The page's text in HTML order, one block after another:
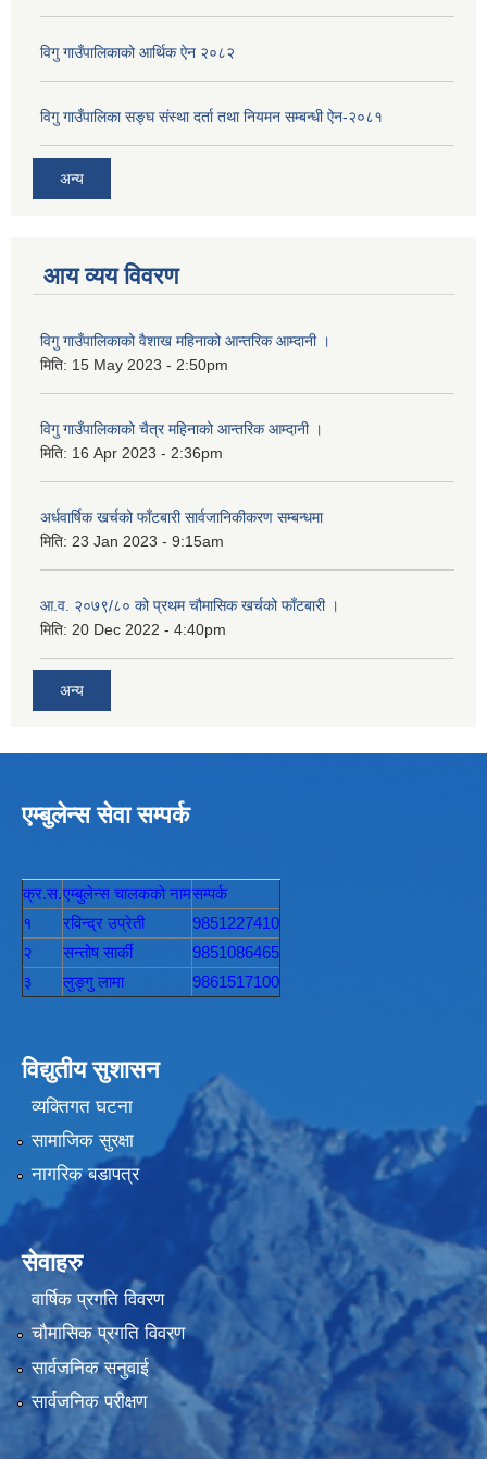
विगु गाउँपालिकाको आर्थिक ऐन २०८२
विगु गाउँपालिका सङ्घ संस्था दर्ता तथा नियमन सम्बन्धी ऐन-२०८१
अन्य
आय व्यय विवरण
विगु गाउँपालिकाको वैशाख महिनाको आन्तरिक आम्दानी ।
मिति: 15 May 2023 - 2:50pm
विगु गाउँपालिकाको चैत्र महिनाको आन्तरिक आम्दानी ।
मिति: 16 Apr 2023 - 2:36pm
अर्धवार्षिक खर्चको फाँटबारी सार्वजानिकीकरण सम्बन्धमा
मिति: 23 Jan 2023 - 9:15am
आ.व. २०७९/८० को प्रथम चौमासिक खर्चको फाँटबारी ।
मिति: 20 Dec 2022 - 4:40pm
अन्य
एम्बुलेन्स सेवा सम्पर्क
क्र.स.एम्बुलेन्स चालककाे नामसम्पर्क
१
रविन्द्र उप्रेती
9851227410
२
सन्तोष सार्की
9851086465
३
लुङ्गु लामा 9861517100
विद्युतीय सुशासन
व्यक्तिगत घटना
सामाजिक सुरक्षा
नागरिक बडापत्र
सेवाहरु
वार्षिक प्रगति विवरण
चौमासिक प्रगति विवरण
सार्वजनिक सनुवाई
सार्वजनिक परीक्षण